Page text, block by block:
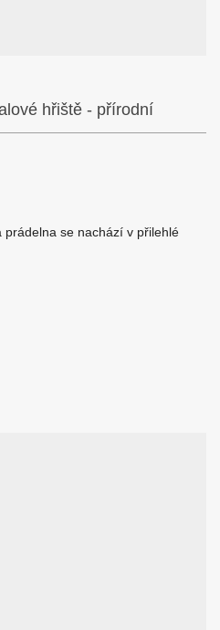
hřiště - přírodní
se nachází v přilehlé